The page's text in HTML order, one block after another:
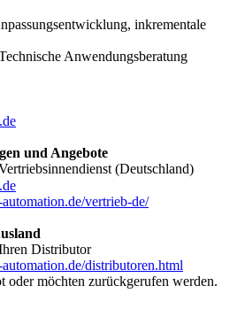
inkrementale
Anwendungsberatung
und Angebote
(Deutschland)
vertrieb-de/
Distributor
distributoren.html
oder möchten zurückgerufen werden.